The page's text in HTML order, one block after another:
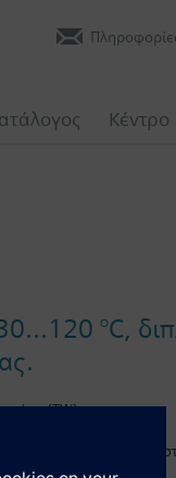
°C,
(TW).
με εμβαπτιζόμενο